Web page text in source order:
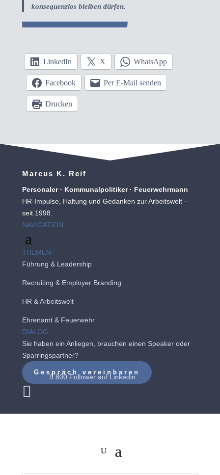
konsequenzlos bleiben dürfen.
LinkedIn X WhatsApp
Facebook Per E-Mail senden
Drucken
Marcus K. Reif
Personaler · Kommunalpolitiker · Feuerwehrmann
HR-Impulse, Haltung und Gedanken zur Arbeitswelt –
seit 1998.
NAVIGATION
THEMEN
Führung & Leadership
Recruiting & Employer Branding
HR & Arbeitswelt
Ehrenamt & Feuerwehr
DIALOG
Sie haben ein Anliegen, brauchen einen Speaker oder
Sparringspartner?
Gespräch vereinbaren

9.800 Follower aufLinkedin